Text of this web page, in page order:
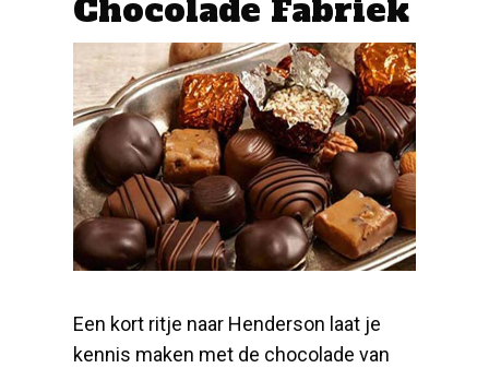
Chocolade Fabriek
Een kort ritje naar Henderson laat je
kennis maken met de chocolade van